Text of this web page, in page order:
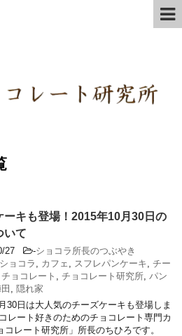
ーキも登場！2015年10月30日の
いて
27 -ショコラ所長のつぶやき
ョコラ
カフェ スフレパンケーキ チー
チョコレート チョコレート研究所 パン
隠れ家
30日は大人気のチーズケーキも登場しま
レート好きのためのチョコレート専門カ
コレート研究所」所長のちひろです。